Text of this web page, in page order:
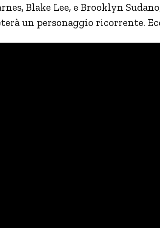
Blake Lee, e Brooklyn
un personaggio ricorrente.